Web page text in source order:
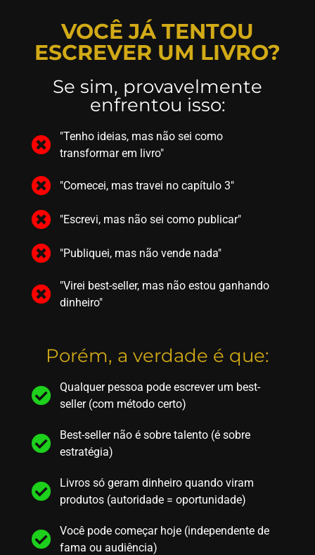
VOCÊ JÁ TENTOU
ESCREVER UM LIVRO?
Se sim, provavelmente
enfrentou isso:
"Tenho ideias, mas não sei como
transformar em livro"
"Comecei, mas travei no capítulo 3"
"Escrevi, mas não sei como publicar"
"Publiquei, mas não vende nada"
"Virei best-seller, mas não estou ganhando
dinheiro"
Porém, a verdade é que:
Qualquer pessoa pode escrever um best-
seller (com método certo)
Best-seller não é sobre talento (é sobre
estratégia)
Livros só geram dinheiro quando viram
produtos (autoridade = oportunidade)
Você pode começar hoje (independente de
fama ou audiência)